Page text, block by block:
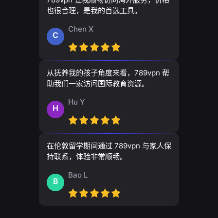
也很合理，是我的首选工具。
C
Chen X
从抚养我的孩子角度来看，789vpn 帮
助我们一家访问国际教育资源。
H
Hu Y
在伦敦留学期间通过 789vpn 与家人保
持联系，体验非常顺畅。
B
Bao L